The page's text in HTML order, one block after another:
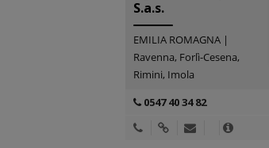
S.a.s.
EMILIA ROMAGNA |
Ravenna, Forlì-Cesena,
Rimini, Imola
0547 40 34 82